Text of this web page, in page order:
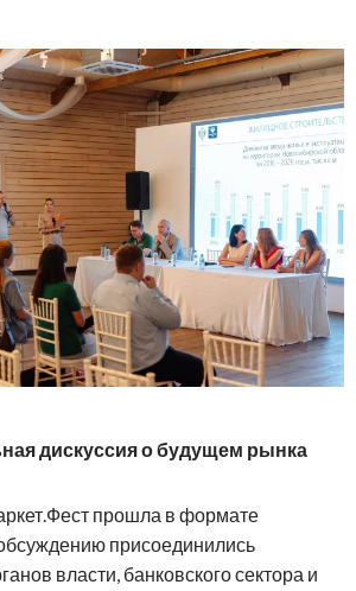
дискуссия о будущем рынка
прошла в формате
обсуждению присоединились
власти, банковского сектора и